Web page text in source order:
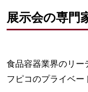
展示会の専
食品容器業界のリー
フピコのプライベー